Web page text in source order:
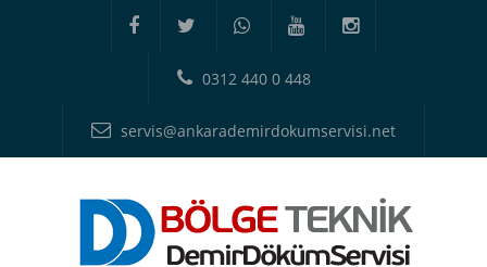
0312 440 0 448
servis@ankarademirdokumservisi.net